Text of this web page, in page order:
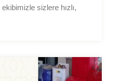
sizlere hızlı,